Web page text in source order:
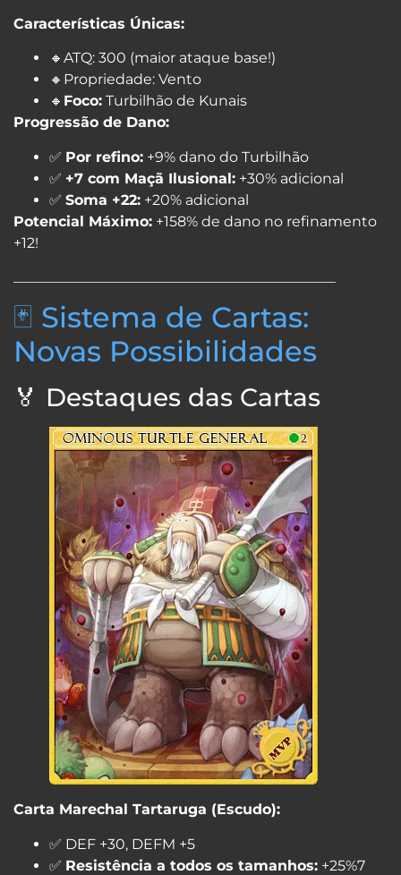
Características Únicas:
🔸ATQ: 300 (maior ataque base!)
🔸Propriedade: Vento
🔸 Foco: Turbilhão de Kunais
Progressão de Dano:
✅ Por refino: +9% dano do Turbilhão
✅ +7 com Maçã Ilusional: +30% adicional
✅ Soma +22: +20% adicional
Potencial Máximo: +158% de dano no refinamento
+12!
🃏 Sistema de Cartas:
Novas Possibilidades
🏅 Destaques das Cartas
Carta Marechal Tartaruga (Escudo):
✅ DEF +30, DEFM +5
✅ Resistência a todos os tamanhos: +25%7